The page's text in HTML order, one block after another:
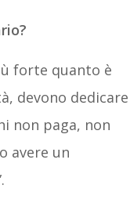
forte quanto è
devono dedicare
non paga, non
avere un